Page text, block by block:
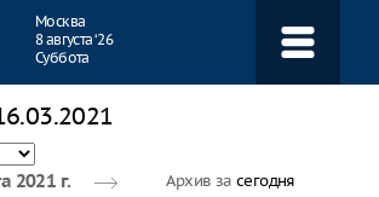
Москва
8 августа ‘26
Суббота
2021 г. Архив засегодня